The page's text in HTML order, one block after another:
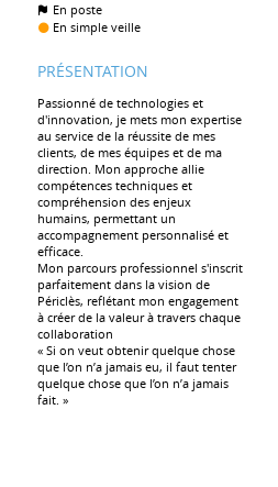
En poste
En simple veille
PRÉSENTATION
Passionné de technologies et
d'innovation, je mets mon expertise
au service de la réussite de mes
clients, de mes équipes et de ma
direction. Mon approche allie
compétences techniques et
compréhension des enjeux
humains, permettant un
accompagnement personnalisé et
efficace.
Mon parcours professionnel s'inscrit
parfaitement dans la vision de
Périclès, reflétant mon engagement
à créer de la valeur à travers chaque
collaboration
« Si on veut obtenir quelque chose
que l’on n’a jamais eu, il faut tenter
quelque chose que l’on n’a jamais
fait. »